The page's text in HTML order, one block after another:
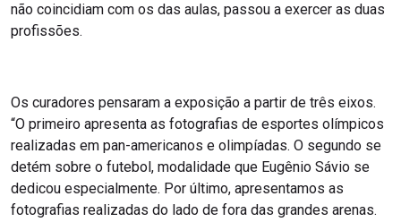
não coincidiam com os das aulas, passou a exercer as duas
profissões.
Os curadores pensaram a exposição a partir de três eixos.
“O primeiro apresenta as fotografias de esportes olímpicos
realizadas em pan-americanos e olimpíadas. O segundo se
detém sobre o futebol, modalidade que Eugênio Sávio se
dedicou especialmente. Por último, apresentamos as
fotografias realizadas do lado de fora das grandes arenas.